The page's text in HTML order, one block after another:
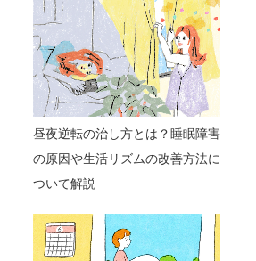
昼夜逆転の治し方とは？睡眠障害
の原因や生活リズムの改善方法に
ついて解説